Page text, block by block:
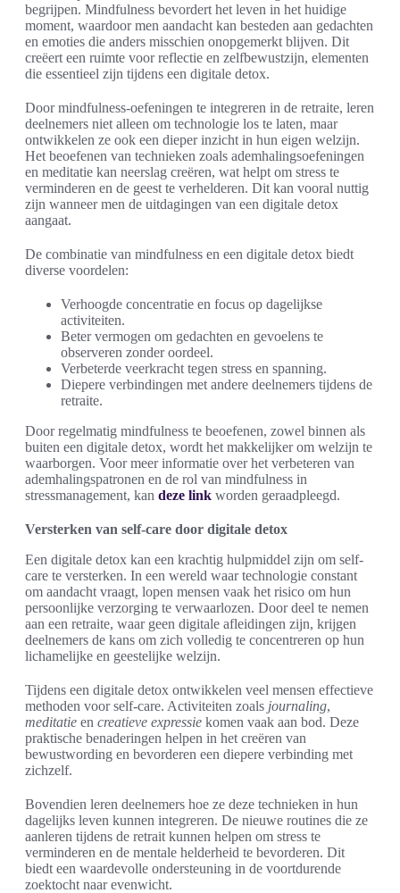
begrijpen. Mindfulness bevordert het leven in het huidige
moment, waardoor men aandacht kan besteden aan gedachten
en emoties die anders misschien onopgemerkt blijven. Dit
creëert een ruimte voor reflectie en zelfbewustzijn, elementen
die essentieel zijn tijdens een digitale detox.
Door mindfulness-oefeningen te integreren in de retraite, leren
deelnemers niet alleen om technologie los te laten, maar
ontwikkelen ze ook een dieper inzicht in hun eigen welzijn.
Het beoefenen van technieken zoals ademhalingsoefeningen
en meditatie kan neerslag creëren, wat helpt om stress te
verminderen en de geest te verhelderen. Dit kan vooral nuttig
zijn wanneer men de uitdagingen van een digitale detox
aangaat.
De combinatie van mindfulness en een digitale detox biedt
diverse voordelen:
Verhoogde concentratie en focus op dagelijkse
activiteiten.
Beter vermogen om gedachten en gevoelens te
observeren zonder oordeel.
Verbeterde veerkracht tegen stress en spanning.
Diepere verbindingen met andere deelnemers tijdens de
retraite.
Door regelmatig mindfulness te beoefenen, zowel binnen als
buiten een digitale detox, wordt het makkelijker om welzijn te
waarborgen. Voor meer informatie over het verbeteren van
ademhalingspatronen en de rol van mindfulness in
stressmanagement, kan deze link worden geraadpleegd.
Versterken van self-care door digitale detox
Een digitale detox kan een krachtig hulpmiddel zijn om self-
care te versterken. In een wereld waar technologie constant
om aandacht vraagt, lopen mensen vaak het risico om hun
persoonlijke verzorging te verwaarlozen. Door deel te nemen
aan een retraite, waar geen digitale afleidingen zijn, krijgen
deelnemers de kans om zich volledig te concentreren op hun
lichamelijke en geestelijke welzijn.
Tijdens een digitale detox ontwikkelen veel mensen effectieve
methoden voor self-care. Activiteiten zoals journaling,
meditatie en creatieve expressie komen vaak aan bod. Deze
praktische benaderingen helpen in het creëren van
bewustwording en bevorderen een diepere verbinding met
zichzelf.
Bovendien leren deelnemers hoe ze deze technieken in hun
dagelijks leven kunnen integreren. De nieuwe routines die ze
aanleren tijdens de retrait kunnen helpen om stress te
verminderen en de mentale helderheid te bevorderen. Dit
biedt een waardevolle ondersteuning in de voortdurende
zoektocht naar evenwicht.